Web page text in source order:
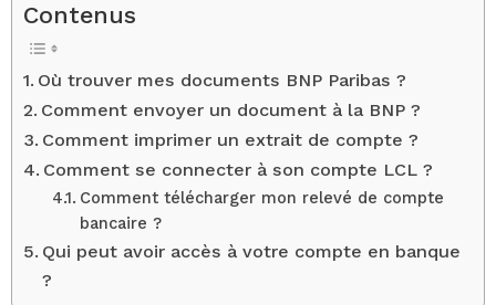
Contenus
Où trouver mes documents BNP Paribas ?
Comment envoyer un document à la BNP ?
Comment imprimer un extrait de compte ?
Comment se connecter à son compte LCL ?
Comment télécharger mon relevé de compte
bancaire ?
Qui peut avoir accès à votre compte en banque
?